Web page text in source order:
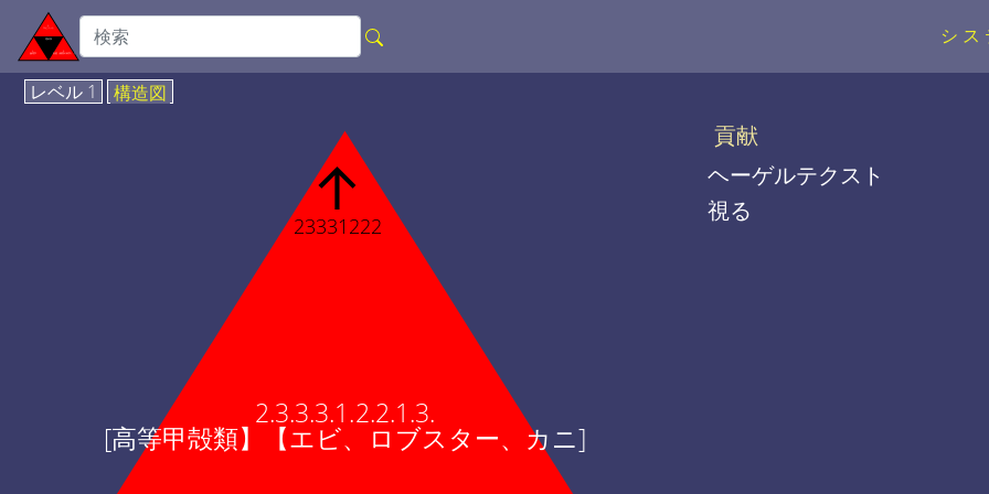
シス
レベル 1 構造図
2.3.3.3.1.2.2.1.3.
[高等甲殻類】【エビ、ロブスター、カニ]
↑
23331222
貢献
ヘーゲルテクスト
視る